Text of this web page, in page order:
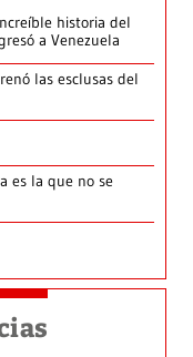
historia del
a Venezuela
las esclusas del
es la que no se